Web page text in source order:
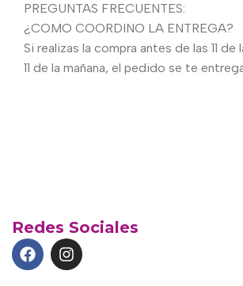
PREGUNTAS FRECUENTES:
¿COMO COORDINO LA ENTREGA?
Si realizas la compra antes de las 11
11 de la mañana, el pedido se te
Redes Sociales